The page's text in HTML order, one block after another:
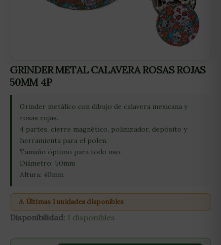
GRINDER METAL CALAVERA ROSAS ROJAS
50MM 4P
Grinder metálico con dibujo de calavera mexicana y
rosas rojas.
4 partes, cierre magnético, polinizador, depósito y
herramienta para el polen.
Tamaño óptimo para todo uso.
Diámetro: 50mm
Altura: 40mm
⚠ Últimas 1 unidades disponibles
Disponibilidad: 1 disponibles